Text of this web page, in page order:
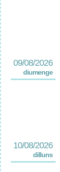
09/08/2026
diumenge
10/08/2026
dilluns